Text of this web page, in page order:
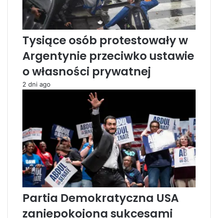
i
l
i
s
a
m
o
n
a
b
r
y
t
y
j
k
Tysiące osób protestowały w
Argentynie przeciwko ustawie
o własności prywatnej
2 dni ago
Partia Demokratyczna USA
zaniepokojona sukcesami